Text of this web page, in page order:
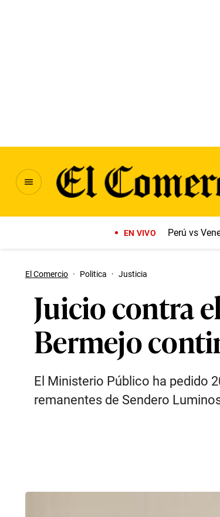
EN VIVO Perú vs
El Comercio · Politica · Justicia
Juicio contra
Bermejo
El Ministerio Público ha pedido
remanentes de Sendero